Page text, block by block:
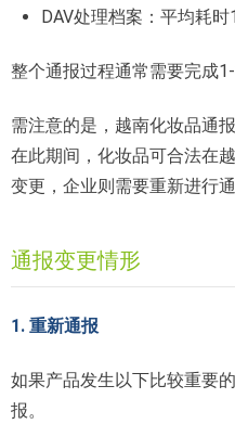
DAV处理档案：平均耗时
整个通报过程通常需要完成1-
需注意的是，越南化妆品通
在此期间，化妆品可合法在
变更，企业则需要重新进行通
通报变更情形
1. 重新通报
如果产品发生以下比较重要
报。